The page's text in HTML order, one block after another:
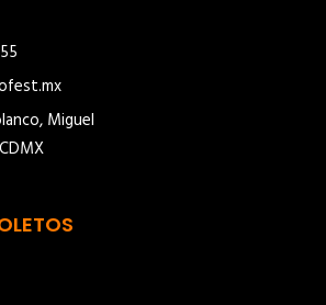
Miguel